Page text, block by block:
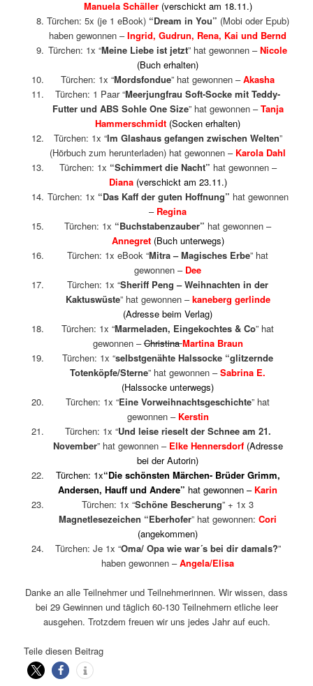
Manuela Schäller (verschickt am 18.11.)
Türchen: 5x (je 1 eBook) “Dream in You” (Mobi oder Epub)
haben gewonnen –Ingrid, Gudrun, Rena, Kai und Bernd
Türchen: 1x “Meine Liebe ist jetzt” hat gewonnen –Nicole
(Buch erhalten)
Türchen: 1x “Mordsfondue” hat gewonnen –Akasha
Türchen: 1 Paar “Meerjungfrau Soft-Socke mit Teddy-
Futter und ABS Sohle One Size” hat gewonnen –Tanja
Hammerschmidt (Socken erhalten)
Türchen: 1x “Im Glashaus gefangen zwischen Welten”
(Hörbuch zum herunterladen) hat gewonnen – Karola Dahl
Türchen: 1x “Schimmert die Nacht” hat gewonnen –
Diana (verschickt am 23.11.)
Türchen: 1x “Das Kaff der guten Hoffnung” hat gewonnen
– Regina
Türchen: 1x “Buchstabenzauber” hat gewonnen –
Annegret (Buch unterwegs)
Türchen: 1x eBook “Mitra – Magisches Erbe” hat
gewonnen – Dee
Türchen: 1x “Sheriff Peng – Weihnachten in der
Kaktuswüste” hat gewonnen –kaneberg gerlinde
(Adresse beim Verlag)
Türchen: 1x “Marmeladen, Eingekochtes & Co” hat
gewonnen –ChristinaMartina Braun
Türchen: 1x “selbstgenähte Halssocke “glitzernde
Totenköpfe/Sterne” hat gewonnen –Sabrina E.
(Halssocke unterwegs)
Türchen: 1x “Eine Vorweihnachtsgeschichte” hat
gewonnen – Kerstin
Türchen: 1x “Und leise rieselt der Schnee am 21.
November” hat gewonnen – Elke Hennersdorf (Adresse
bei der Autorin)
Türchen: 1x“Die schönsten Märchen- Brüder Grimm,
Andersen, Hauff und Andere” hat gewonnen – Karin
Türchen: 1x “Schöne Bescherung” + 1x 3
Magnetlesezeichen “Eberhofer” hat gewonnen:Cori
(angekommen)
Türchen: Je 1x “Oma/ Opa wie war´s bei dir damals?”
haben gewonnen –Angela/Elisa
Danke an alle Teilnehmer und Teilnehmerinnen. Wir wissen, dass
bei 29 Gewinnen und täglich 60-130 Teilnehmern etliche leer
ausgehen. Trotzdem freuen wir uns jedes Jahr auf euch.
Teile diesen Beitrag